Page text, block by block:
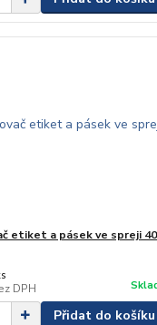
etiket a pásek ve spreji
DPH
Přidat do košíku